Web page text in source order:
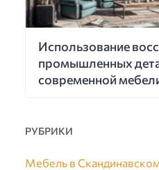
Использование
промышленных
современной
РУБРИКИ
Мебель в